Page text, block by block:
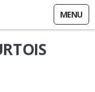
MENU